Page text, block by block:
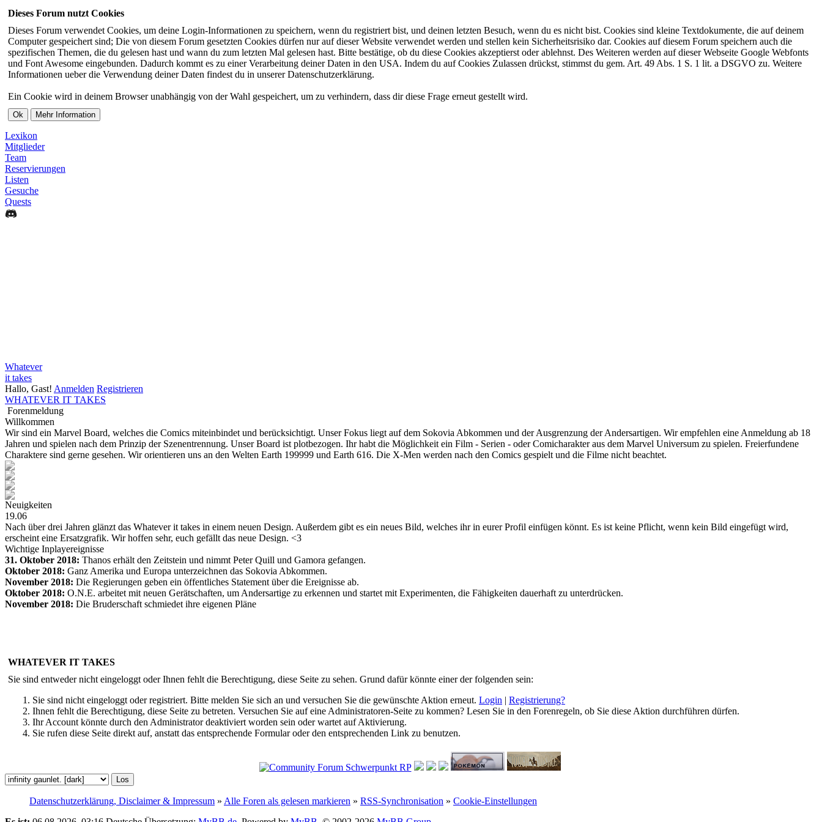
Dieses Forum nutzt Cookies
Dieses Forum verwendet Cookies, um deine Login-Informationen zu speichern, wenn du registriert bist, und deinen letzten Besuch, wenn du es nicht bist. Cookies sind kleine Textdokumente, die auf deinem
Computer gespeichert sind; Die von diesem Forum gesetzten Cookies dürfen nur auf dieser Website verwendet werden und stellen kein Sicherheitsrisiko dar. Cookies auf diesem Forum speichern auch die
spezifischen Themen, die du gelesen hast und wann du zum letzten Mal gelesen hast. Bitte bestätige, ob du diese Cookies akzeptierst oder ablehnst. Des Weiteren werden auf dieser Webseite Google Webfonts
und Font Awesome eingebunden. Dadurch kommt es zu einer Verarbeitung deiner Daten in den USA. Indem du auf Cookies Zulassen drückst, stimmst du gem. Art. 49 Abs. 1 S. 1 lit. a DSGVO zu. Weitere
Informationen ueber die Verwendung deiner Daten findest du in unserer Datenschutzerklärung.
Ein Cookie wird in deinem Browser unabhängig von der Wahl gespeichert, um zu verhindern, dass dir diese Frage erneut gestellt wird.
Lexikon
Mitglieder
Team
Reservierungen
Listen
Gesuche
Quests
Whatever
it takes
Hallo, Gast! Anmelden Registrieren
WHATEVER IT TAKES
Forenmeldung
Willkommen
Wir sind ein Marvel Board, welches die Comics miteinbindet und berücksichtigt. Unser Fokus liegt auf dem Sokovia Abkommen und der Ausgrenzung der Andersartigen. Wir empfehlen eine Anmeldung ab 18
Jahren und spielen nach dem Prinzip der Szenentrennung. Unser Board ist plotbezogen. Ihr habt die Möglichkeit ein Film - Serien - oder Comicharakter aus dem Marvel Universum zu spielen. Freierfundene
Charaktere sind gerne gesehen. Wir orientieren uns an den Welten Earth 199999 und Earth 616. Die X-Men werden nach den Comics gespielt und die Filme nicht beachtet.
Neuigkeiten
19.06
Nach über drei Jahren glänzt das Whatever it takes in einem neuen Design. Außerdem gibt es ein neues Bild, welches ihr in eurer Profil einfügen könnt. Es ist keine Pflicht, wenn kein Bild eingefügt wird,
erscheint eine Ersatzgrafik. Wir hoffen sehr, euch gefällt das neue Design. <3
Wichtige Inplayereignisse
31. Oktober 2018: Thanos erhält den Zeitstein und nimmt Peter Quill und Gamora gefangen.
Oktober 2018: Ganz Amerika und Europa unterzeichnen das Sokovia Abkommen.
November 2018: Die Regierungen geben ein öffentliches Statement über die Ereignisse ab.
Oktober 2018: O.N.E. arbeitet mit neuen Gerätschaften, um Andersartige zu erkennen und startet mit Experimenten, die Fähigkeiten dauerhaft zu unterdrücken.
November 2018: Die Bruderschaft schmiedet ihre eigenen Pläne
WHATEVER IT TAKES
Sie sind entweder nicht eingeloggt oder Ihnen fehlt die Berechtigung, diese Seite zu sehen. Grund dafür könnte einer der folgenden sein:
Sie sind nicht eingeloggt oder registriert. Bitte melden Sie sich an und versuchen Sie die gewünschte Aktion erneut. Login | Registrierung?
Ihnen fehlt die Berechtigung, diese Seite zu betreten. Versuchen Sie auf eine Administratoren-Seite zu kommen? Lesen Sie in den Forenregeln, ob Sie diese Aktion durchführen dürfen.
Ihr Account könnte durch den Administrator deaktiviert worden sein oder wartet auf Aktivierung.
Sie rufen diese Seite direkt auf, anstatt das entsprechende Formular oder den entsprechenden Link zu benutzen.
Datenschutzerklärung, Disclaimer & Impressum » Alle Foren als gelesen markieren » RSS-Synchronisation » Cookie-Einstellungen